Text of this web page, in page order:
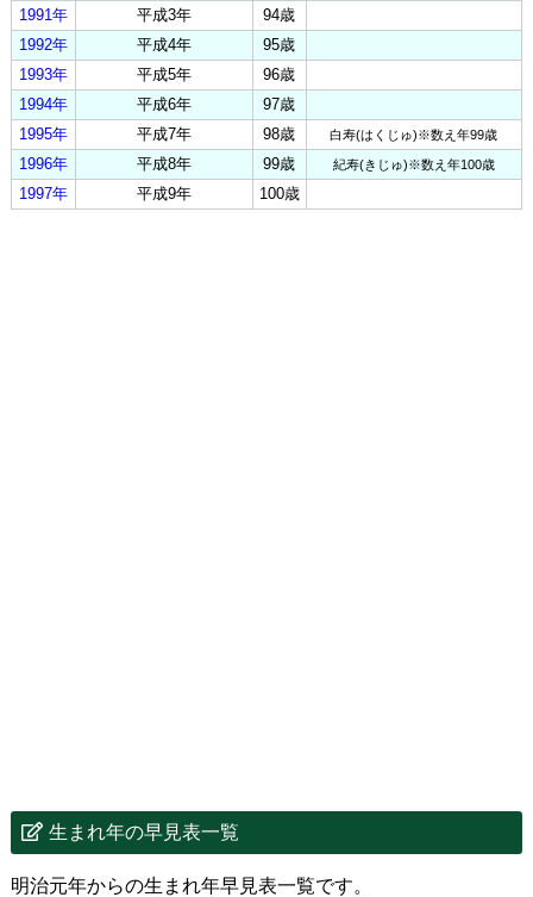
1991年
平成3年
94歳
1992年
平成4年
95歳
1993年
平成5年
96歳
1994年
平成6年
97歳
1995年
平成7年 98歳 白寿(はくじゅ)※数え年99歳
1996年 平成8年 99歳 紀寿(きじゅ)※数え年100歳
1997年 平成9年 100歳
生まれ年の早見表一覧
明治元年からの生まれ年早見表一覧です。